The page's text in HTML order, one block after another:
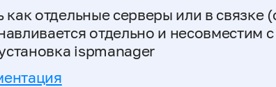
отдельные серверы или в связке
отдельно и
ispmanager